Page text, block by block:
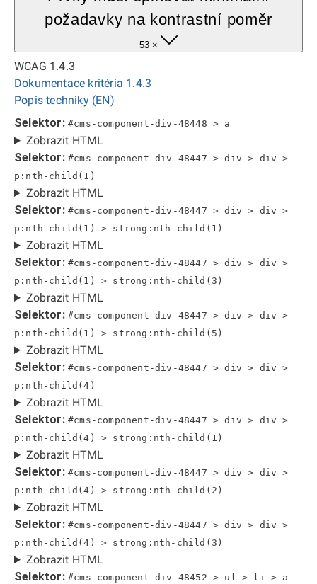
požadavky na kontrastní poměr
53 ×
WCAG 1.4.3
Dokumentace kritéria 1.4.3
Popis techniky (EN)
Selektor: #cms-component-div-48448 > a
Zobrazit HTML
Selektor: #cms-component-div-48447 > div > div >
p:nth-child(1)
Zobrazit HTML
Selektor: #cms-component-div-48447 > div > div >
p:nth-child(1) > strong:nth-child(1)
Zobrazit HTML
Selektor: #cms-component-div-48447 > div > div >
p:nth-child(1) > strong:nth-child(3)
Zobrazit HTML
Selektor: #cms-component-div-48447 > div > div >
p:nth-child(1) > strong:nth-child(5)
Zobrazit HTML
Selektor: #cms-component-div-48447 > div > div >
p:nth-child(4)
Zobrazit HTML
Selektor: #cms-component-div-48447 > div > div >
p:nth-child(4) > strong:nth-child(1)
Zobrazit HTML
Selektor: #cms-component-div-48447 > div > div >
p:nth-child(4) > strong:nth-child(2)
Zobrazit HTML
Selektor: #cms-component-div-48447 > div > div >
p:nth-child(4) > strong:nth-child(3)
Zobrazit HTML
Selektor: #cms-component-div-48452 > ul > li > a